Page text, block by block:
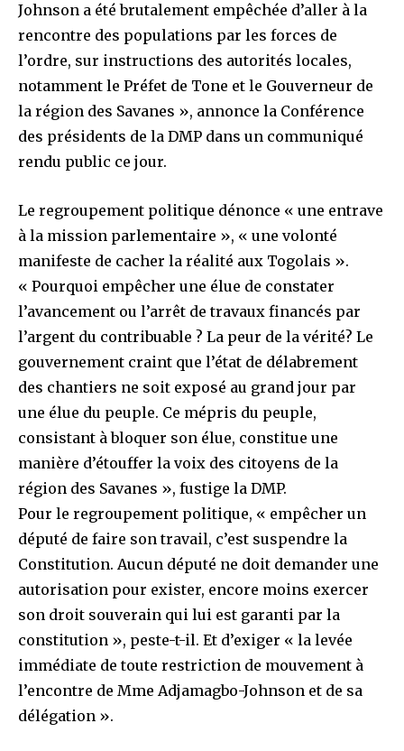
Johnson a été brutalement empêchée d’aller à la
rencontre des populations par les forces de
l’ordre, sur instructions des autorités locales,
notamment le Préfet de Tone et le Gouverneur de
la région des Savanes », annonce la Conférence
des présidents de la DMP dans un communiqué
rendu public ce jour.
Le regroupement politique dénonce « une entrave
à la mission parlementaire », « une volonté
manifeste de cacher la réalité aux Togolais ».
« Pourquoi empêcher une élue de constater
l’avancement ou l’arrêt de travaux financés par
l’argent du contribuable ? La peur de la vérité? Le
gouvernement craint que l’état de délabrement
des chantiers ne soit exposé au grand jour par
une élue du peuple. Ce mépris du peuple,
consistant à bloquer son élue, constitue une
manière d’étouffer la voix des citoyens de la
région des Savanes », fustige la DMP.
Pour le regroupement politique, « empêcher un
député de faire son travail, c’est suspendre la
Constitution. Aucun député ne doit demander une
autorisation pour exister, encore moins exercer
son droit souverain qui lui est garanti par la
constitution », peste-t-il. Et d’exiger « la levée
immédiate de toute restriction de mouvement à
l’encontre de Mme Adjamagbo-Johnson et de sa
délégation ».